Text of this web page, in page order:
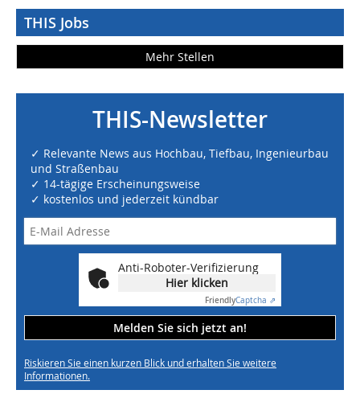
THIS Jobs
Mehr Stellen
THIS-Newsletter
✓ Relevante News aus Hochbau, Tiefbau, Ingenieurbau
und Straßenbau
✓ 14-tägige Erscheinungsweise
✓ kostenlos und jederzeit kündbar
Anti-Roboter-Verifizierung
Hier klicken
FriendlyCaptcha ⇗
Melden Sie sich jetzt an!
Riskieren Sie einen kurzen Blick und erhalten Sie weitere
Informationen.